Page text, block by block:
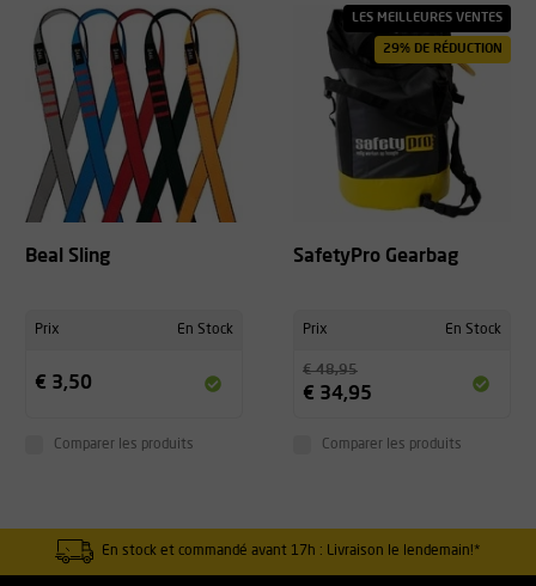
Beal Sling
Prix En Stock
€ 3,50
Comparer les produits
LES MEILLEURES VENTES
29% DE RÉDUCTION
SafetyPro Gearbag
Prix En Stock
€ 48,95
€ 34,95
Comparer les produits
En stock et commandé avant 17h : Livraison le lendemain!*